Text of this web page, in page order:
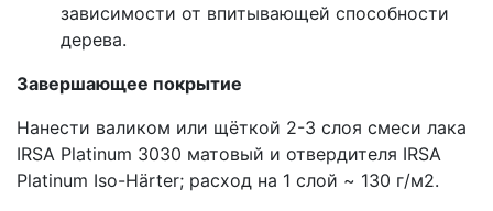
зависимости от впитывающей способности
дерева.
Завершающее покрытие
Нанести валиком или щёткой 2-3 слоя смеси лака
IRSA Platinum 3030 матовый и отвердителя IRSA
Platinum Iso-Härter; расход на 1 слой ~ 130 г/м2.